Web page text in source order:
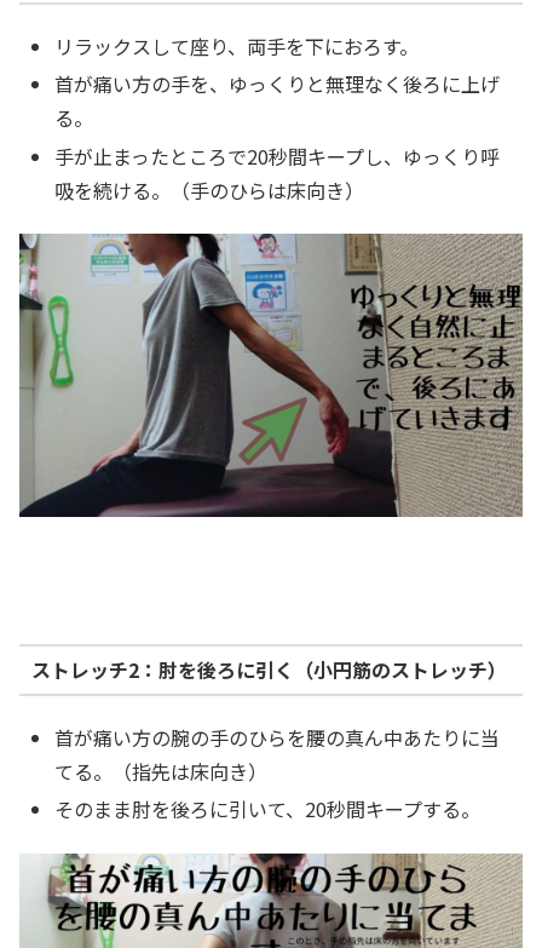
リラックスして座り、両手を下におろす。
首が痛い方の手を、ゆっくりと無理なく後ろに上げ
る。
手が止まったところで20秒間キープし、ゆっくり呼
吸を続ける。（手のひらは床向き）
ストレッチ2：肘を後ろに引く（小円筋のストレッチ）
首が痛い方の腕の手のひらを腰の真ん中あたりに当
てる。（指先は床向き）
そのまま肘を後ろに引いて、20秒間キープする。